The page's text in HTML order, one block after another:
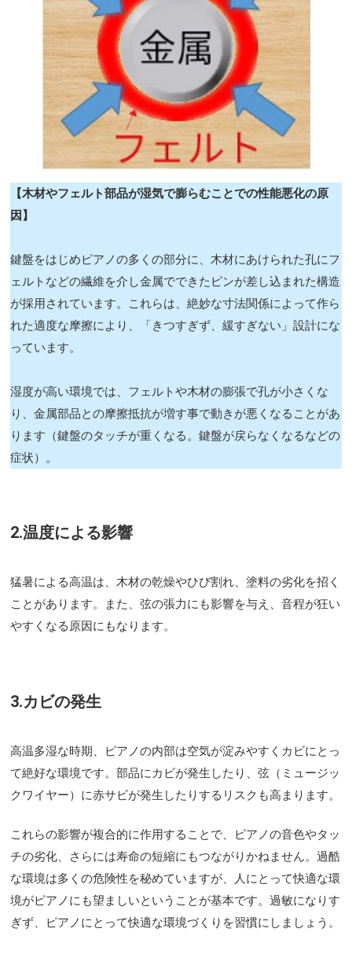
【木材やフェルト部品が湿気で膨らむことでの性能悪化の原
因】
鍵盤をはじめピアノの多くの部分に、木材にあけられた孔にフ
ェルトなどの繊維を介し金属でできたピンが差し込まれた構造
が採用されています。これらは、絶妙な寸法関係によって作ら
れた適度な摩擦により、「きつすぎず、緩すぎない」設計にな
っています。
湿度が高い環境では、フェルトや木材の膨張で孔が小さくな
り、金属部品との摩擦抵抗が増す事で動きが悪くなることがあ
ります（鍵盤のタッチが重くなる。鍵盤が戻らなくなるなどの
症状）。
2.温度による影響
猛暑による高温は、木材の乾燥やひび割れ、塗料の劣化を招く
ことがあります。また、弦の張力にも影響を与え、音程が狂い
やすくなる原因にもなります。
3.カビの発生
高温多湿な時期、ピアノの内部は空気が淀みやすくカビにとっ
て絶好な環境です。部品にカビが発生したり、弦（ミュージッ
クワイヤー）に赤サビが発生したりするリスクも高まります。
これらの影響が複合的に作用することで、ピアノの音色やタッ
チの劣化、さらには寿命の短縮にもつながりかねません。過酷
な環境は多くの危険性を秘めていますが、人にとって快適な環
境がピアノにも望ましいということが基本です。過敏になりす
ぎず、ピアノにとって快適な環境づくりを習慣にしましょう。